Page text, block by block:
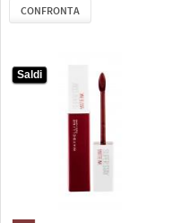
CONFRONTA
Saldi
Saldi